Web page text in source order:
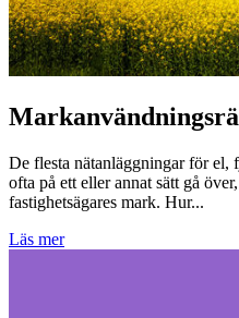
De flesta nätanläggningar för el,
ofta på ett eller annat sätt gå
fastighetsägares mark. Hur...
Läs mer